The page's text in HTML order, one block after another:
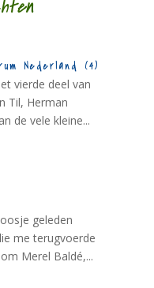
Nederland (4)
vierde deel van
Til, Herman
de vele kleine...
geleden
me terugvoerde
Merel Baldé,...